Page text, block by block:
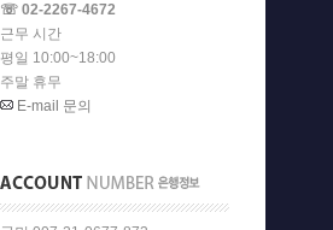
☏ 02-2267-4672
근무 시간
평일 10:00~18:00
주말 휴무
E-mail 문의